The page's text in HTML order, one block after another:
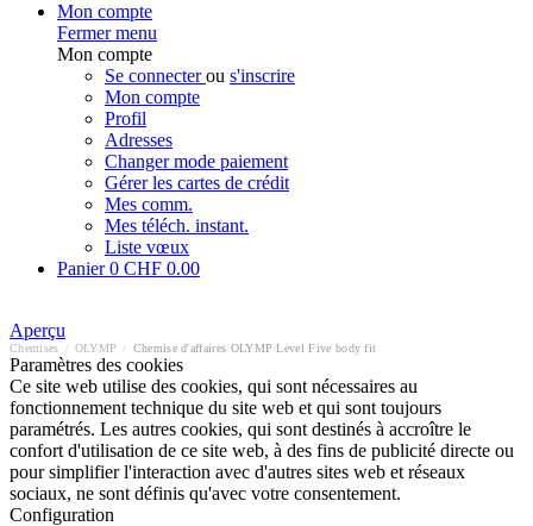
Mon compte
Fermer menu
Mon compte
Se connecterou s'inscrire
Mon compte
Profil
Adresses
Changer mode paiement
Gérer les cartes de crédit
Mes comm.
Mes téléch. instant.
Liste vœux
Panier0 CHF 0.00
Aperçu
Chemises OLYMP Chemise d'affaires OLYMP Level Five body fit
Paramètres des cookies
Ce site web utilise des cookies, qui sont nécessaires au
fonctionnement technique du site web et qui sont toujours
paramétrés. Les autres cookies, qui sont destinés à accroître le
confort d'utilisation de ce site web, à des fins de publicité directe ou
pour simplifier l'interaction avec d'autres sites web et réseaux
sociaux, ne sont définis qu'avec votre consentement.
Configuration